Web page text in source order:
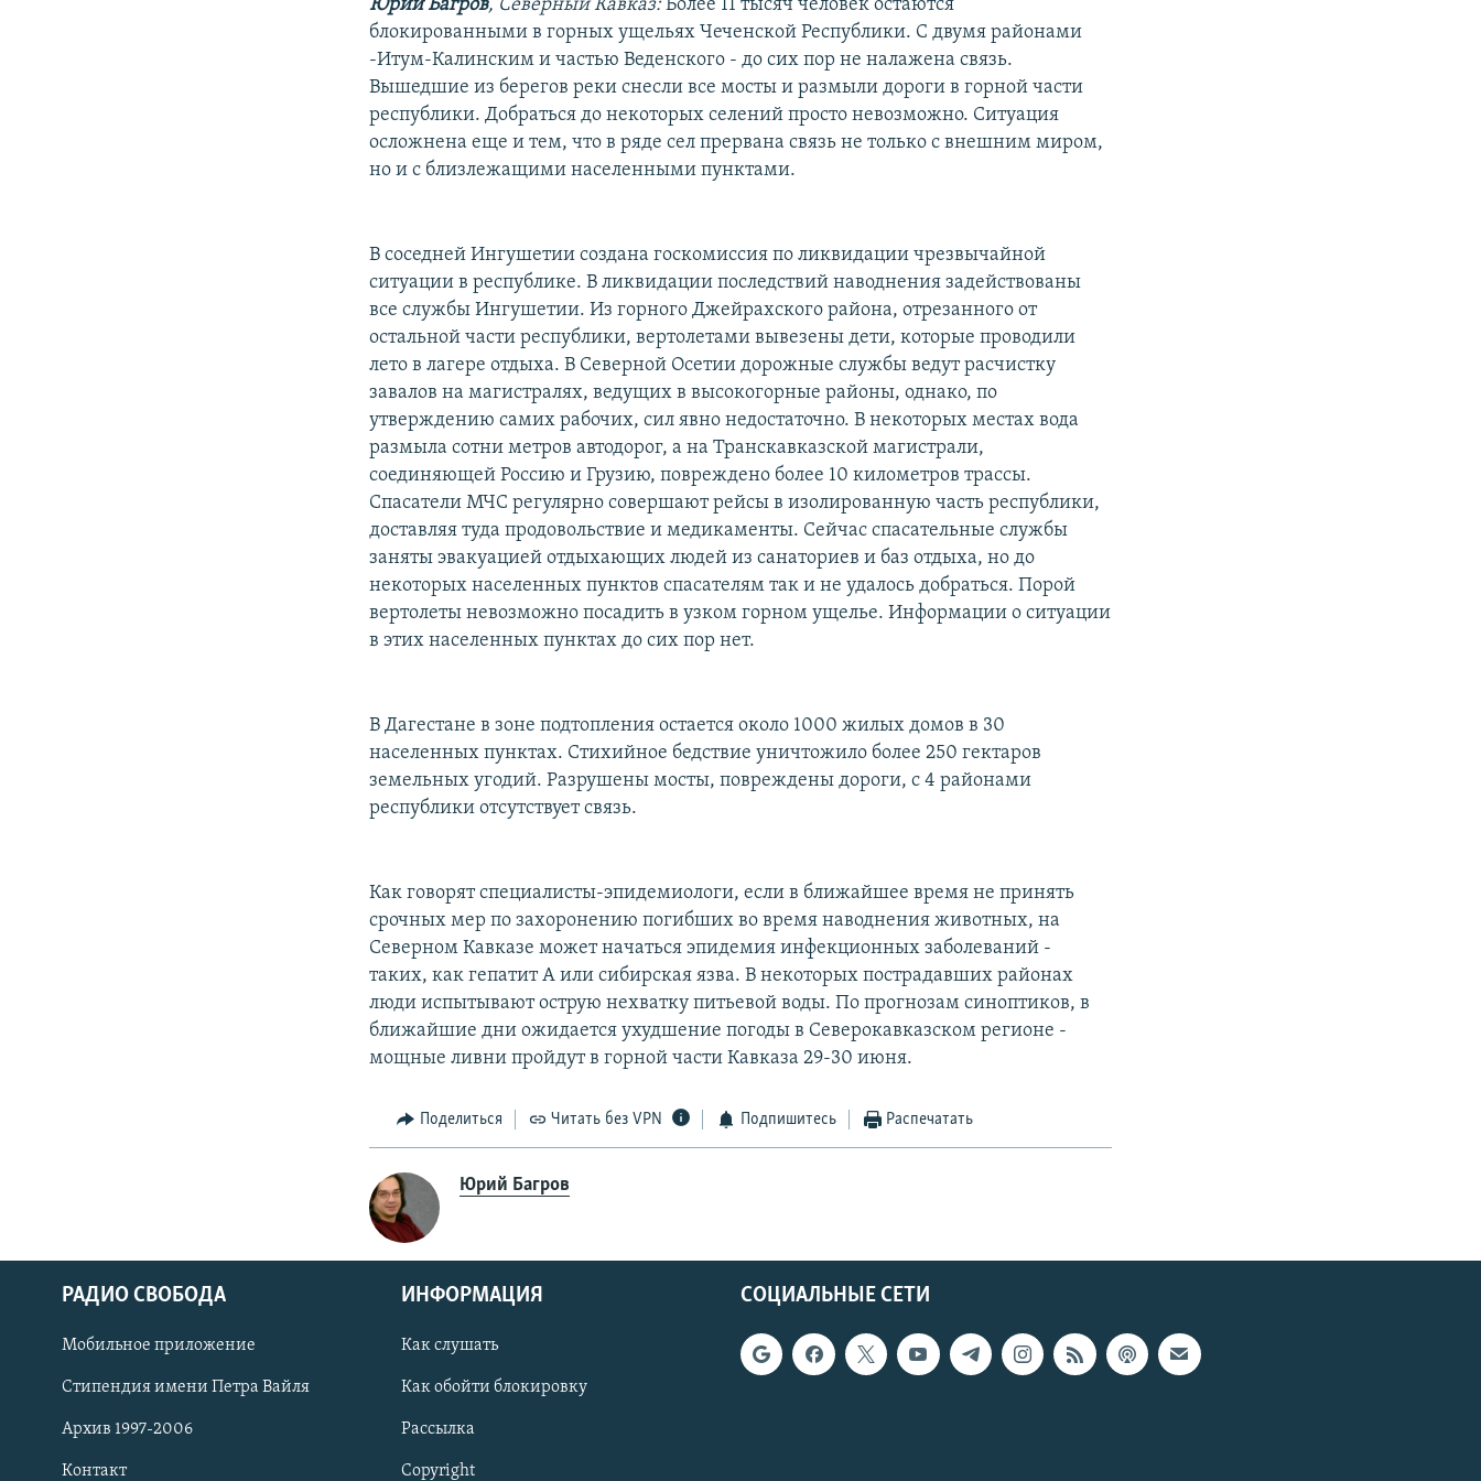
СОЦИАЛЬНЫЕ СЕТИ
Юрий Багров, Северный Кавказ:Более 11 тысяч человек остаются
блокированными в горных ущельях Чеченской Республики. С двумя районами
-Итум-Калинским и частью Веденского - до сих пор не налажена связь.
Вышедшие из берегов реки снесли все мосты и размыли дороги в горной части
республики. Добраться до некоторых селений просто невозможно. Ситуация
осложнена еще и тем, что в ряде сел прервана связь не только с внешним миром,
но и с близлежащими населенными пунктами.
В соседней Ингушетии создана госкомиссия по ликвидации чрезвычайной
ситуации в республике. В ликвидации последствий наводнения задействованы
все службы Ингушетии. Из горного Джейрахского района, отрезанного от
остальной части республики, вертолетами вывезены дети, которые проводили
лето в лагере отдыха. В Северной Осетии дорожные службы ведут расчистку
завалов на магистралях, ведущих в высокогорные районы, однако, по
утверждению самих рабочих, сил явно недостаточно. В некоторых местах вода
размыла сотни метров автодорог, а на Транскавказской магистрали,
соединяющей Россию и Грузию, повреждено более 10 километров трассы.
Спасатели МЧС регулярно совершают рейсы в изолированную часть республики,
доставляя туда продовольствие и медикаменты. Сейчас спасательные службы
заняты эвакуацией отдыхающих людей из санаториев и баз отдыха, но до
некоторых населенных пунктов спасателям так и не удалось добраться. Порой
вертолеты невозможно посадить в узком горном ущелье. Информации о ситуации
в этих населенных пунктах до сих пор нет.
В Дагестане в зоне подтопления остается около 1000 жилых домов в 30
населенных пунктах. Стихийное бедствие уничтожило более 250 гектаров
земельных угодий. Разрушены мосты, повреждены дороги, с 4 районами
республики отсутствует связь.
Как говорят специалисты-эпидемиологи, если в ближайшее время не принять
срочных мер по захоронению погибших во время наводнения животных, на
Северном Кавказе может начаться эпидемия инфекционных заболеваний -
таких, как гепатит А или сибирская язва. В некоторых пострадавших районах
люди испытывают острую нехватку питьевой воды. По прогнозам синоптиков, в
ближайшие дни ожидается ухудшение погоды в Северокавказском регионе -
мощные ливни пройдут в горной части Кавказа 29-30 июня.
Поделиться Читать без VPN Подпишитесь Распечатать
Юрий Багров
СОЦИАЛЬНЫЕ СЕТИ
РАДИО СВОБОДА
Мобильное приложение
Стипендия имени Петра Вайля
Архив 1997-2006
Контакт
ИНФОРМАЦИЯ
Как слушать
Как обойти блокировку
Рассылка
Copyright